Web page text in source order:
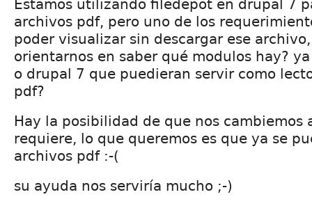
Estamos utilizando filedepot en drupal 7
archivos pdf, pero uno de los
poder visualizar sin descargar ese
orientarnos en saber qué modulos hay?
o drupal 7 que puedieran servir como
pdf?
Hay la posibilidad de que nos cambiemos
requiere, lo que queremos es que ya se
archivos pdf :-(
su ayuda nos serviría mucho ;-)